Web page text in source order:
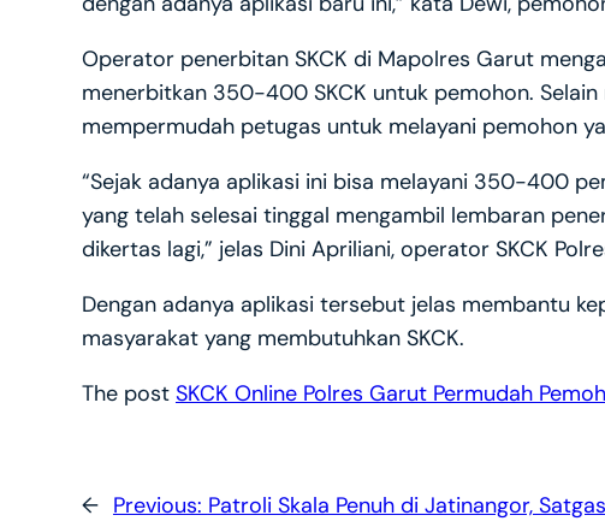
Operator penerbitan SKCK di Mapolres Garut
menerbitkan 350-400 SKCK untuk pemohon.
mempermudah petugas untuk melayani pemohon
“Sejak adanya aplikasi ini bisa melayani 350-400
yang telah selesai tinggal mengambil lembaran
dikertas lagi,” jelas Dini Apriliani, operator SKCK
Dengan adanya aplikasi tersebut jelas membantu
masyarakat yang membutuhkan SKCK.
The post SKCK Online Polres Garut Permudah
← Previous: Patroli Skala Penuh di Jatinangor, Satgas